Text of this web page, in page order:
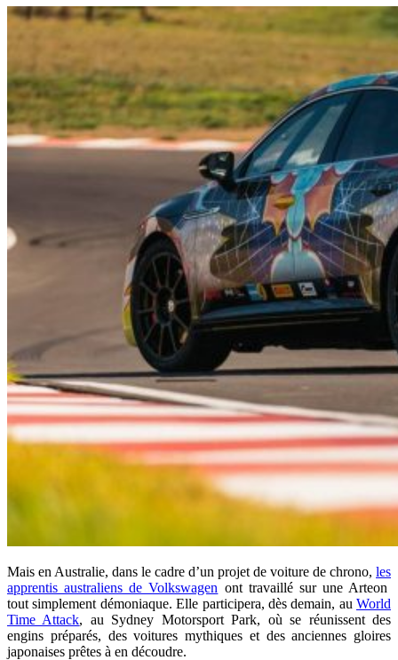
Mais en Australie, dans le cadre d’un projet de voiture de chrono, les
apprentis australiens de Volkswagen ont travaillé sur une Arteon
tout simplement démoniaque. Elle participera, dès demain, au World
Time Attack, au Sydney Motorsport Park, où se réunissent des
engins préparés, des voitures mythiques et des anciennes gloires
japonaises prêtes à en découdre.